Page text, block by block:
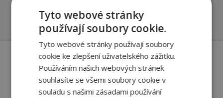
Tyto webové stránky
používají soubory cookie.
Tyto webové stránky používají soubory
cookie ke zlepšení uživatelského zážitku.
Používáním našich webových stránek
souhlasíte se všemi soubory cookie v
souladu s našimi zásadami používání